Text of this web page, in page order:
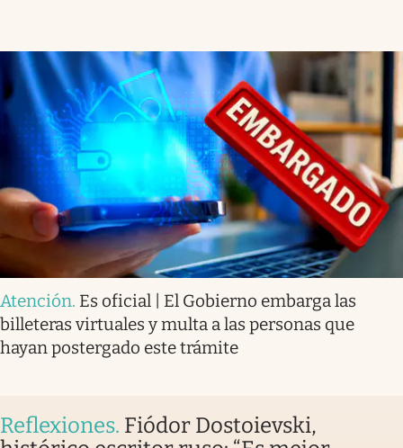
Atención. Es oficial | El Gobierno embarga las
billeteras virtuales y multa a las personas que
hayan postergado este trámite
Reflexiones. Fiódor Dostoievski,